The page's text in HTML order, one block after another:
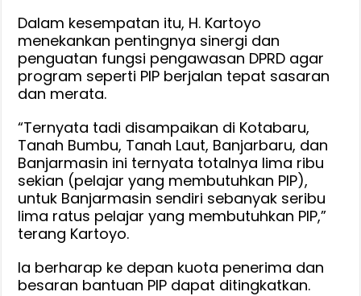
Dalam kesempatan itu, H. Kartoyo
menekankan pentingnya sinergi dan
penguatan fungsi pengawasan DPRD agar
program seperti PIP berjalan tepat sasaran
dan merata.
“Ternyata tadi disampaikan di Kotabaru,
Tanah Bumbu, Tanah Laut, Banjarbaru, dan
Banjarmasin ini ternyata totalnya lima ribu
sekian (pelajar yang membutuhkan PIP),
untuk Banjarmasin sendiri sebanyak seribu
lima ratus pelajar yang membutuhkan PIP,”
terang Kartoyo.
Ia berharap ke depan kuota penerima dan
besaran bantuan PIP dapat ditingkatkan.